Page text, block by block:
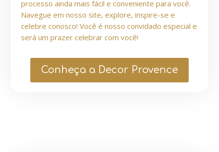
processo ainda mais fácil e conveniente para você.
Navegue em nosso site, explore, inspire-se e
celebre conosco! Você é nosso convidado especial e
será um prazer celebrar com você!
Conheça a Decor Provence